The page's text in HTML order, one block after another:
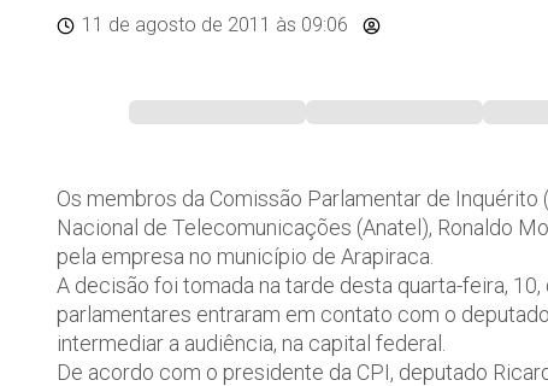
11 de agosto de 2011 às 09:06
Os membros da Comissão Parlamentar de
Nacional de Telecomunicações (Anatel), Ronaldo
pela empresa no município de Arapiraca.
A decisão foi tomada na tarde desta quarta-feira,
parlamentares entraram em contato com o
intermediar a audiência, na capital federal.
De acordo com o presidente da CPI, deputado